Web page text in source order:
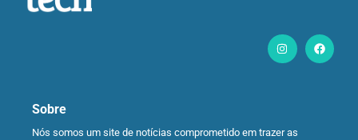
Sobre
Nós somos um site de notícias comprometido em trazer as